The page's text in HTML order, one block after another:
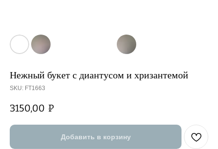
Нежный букет с диантусом и хризантемой
SKU: FT1663
3150,00 ₽
Добавить в корзину